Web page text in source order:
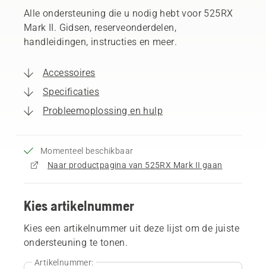
Alle ondersteuning die u nodig hebt voor 525RX
Mark II. Gidsen, reserveonderdelen,
handleidingen, instructies en meer.
Accessoires
Specificaties
Probleemoplossing en hulp
Momenteel beschikbaar
Naar productpagina van 525RX Mark II gaan
Kies artikelnummer
Kies een artikelnummer uit deze lijst om de juiste
ondersteuning te tonen.
Artikelnummer: